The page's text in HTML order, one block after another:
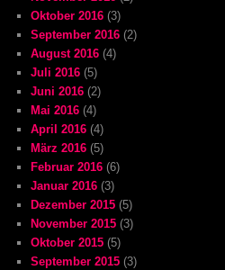
Oktober 2016 (3)
September 2016 (2)
August 2016 (4)
Juli 2016 (5)
Juni 2016 (2)
Mai 2016 (4)
April 2016 (4)
März 2016 (5)
Februar 2016 (6)
Januar 2016 (3)
Dezember 2015 (5)
November 2015 (3)
Oktober 2015 (5)
September 2015 (3)